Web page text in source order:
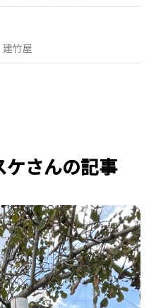
竹屋
ケさんの記事